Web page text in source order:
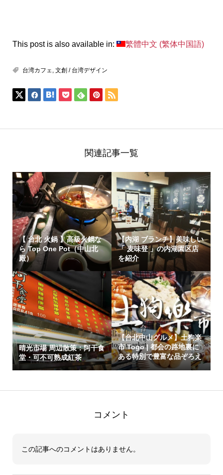
This post is also available in: 繁體中文 (繁体中国語)
台湾カフェ 文創 / 台湾デザイン
関連記事一覧
【 台北 火鍋 】高級火鍋な
ら Top One Pot（中山北
殿）
【内湖 ブランチ】美味しい
「 麦味登 」の内湖園区店
を紹介
晴光市場 周辺散策：阿干食
堂・可不可熟成紅茶
【台北中山グルメ】土狗楽
市 Togo | 都会の路地裏に
ある特別で豊富な品ぞろえ
の生...
コメント
この記事へのコメントはありません。